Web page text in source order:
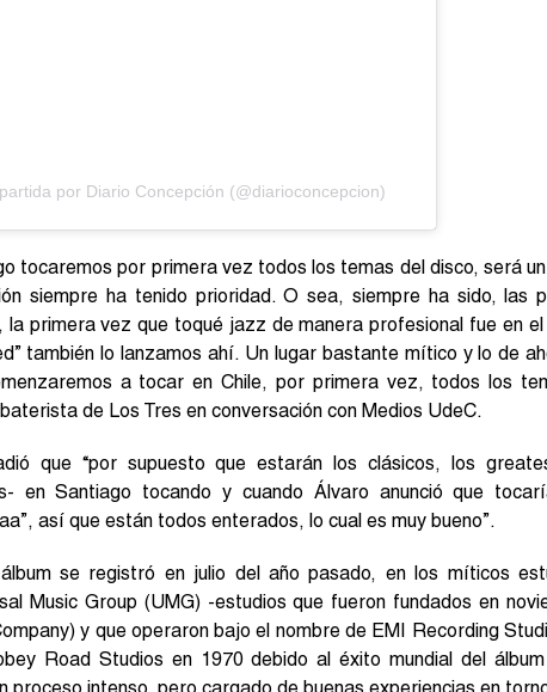
por Diario Concepción (@diarioconcepcion)
tocaremos por primera vez todos los temas del disco, será
siempre ha tenido prioridad. O sea, siempre ha sido, las
la primera vez que toqué jazz de manera profesional fue en
también lo lanzamos ahí. Un lugar bastante mítico y lo de
a tocar en Chile, por primera vez, todos los
de Los Tres en conversación con Medios UdeC.
que “por supuesto que estarán los clásicos, los
en Santiago tocando y cuando Álvaro anunció que
así que están todos enterados, lo cual es muy bueno”.
se registró en julio del año pasado, en los míticos
Music Group (UMG) -estudios que fueron fundados en
y que operaron bajo el nombre de EMI Recording
Road Studios en 1970 debido al éxito mundial del